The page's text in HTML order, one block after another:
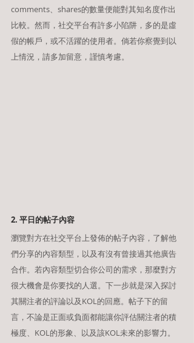
comments、shares的數量便能對其知名度作出
比較。然而，社交平台有許多小陷阱，多的是虛
假的帳戶，或不活躍的使用者。倘若你察覺到以
上情況，請多加留意，謹慎考慮。
2. 平日的帖子內容
瀏覽對方在社交平台上發佈的帖子內容，了解他
們分享的內容類型，以及有沒有曾接過其他廣告
合作。若內容類型切合你公司的需求，那麼對方
很大機會是你要找的人選。下一步就是深入探討
其關注者的評論以及KOL的回應。帖子下的留
言，不論是正面或負面都能讓你評估關注者的積
極度、KOL的形象、以及該KOL未來的影響力。